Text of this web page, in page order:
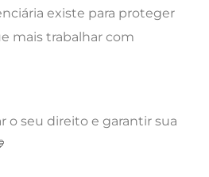
existe para proteger
mais trabalhar com
o seu direito e garantir sua